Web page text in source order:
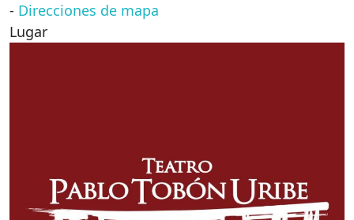
- Direcciones de mapa
Lugar